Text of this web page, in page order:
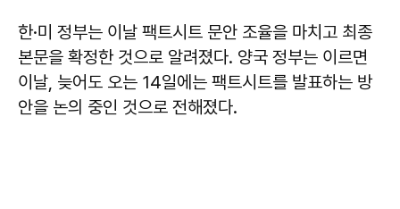
한·미 정부는 이날 팩트시트 문안 조율을 마치고 최종
본문을 확정한 것으로 알려졌다. 양국 정부는 이르면
이날, 늦어도 오는 14일에는 팩트시트를 발표하는 방
안을 논의 중인 것으로 전해졌다.